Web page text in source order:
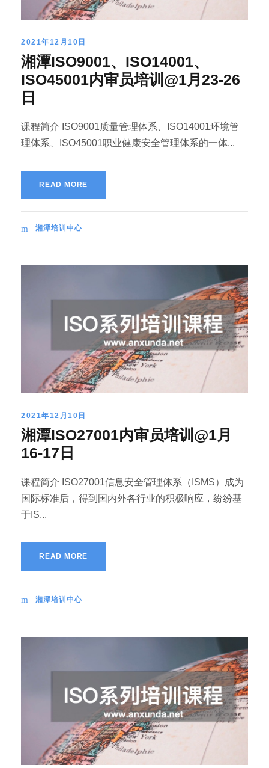
2021年12月10日
湘潭ISO9001、ISO14001、
ISO45001内审员培训@1月23-26
日
课程简介 ISO9001质量管理体系、ISO14001环境管
理体系、ISO45001职业健康安全管理体系的一体...
READ MORE
湘潭培训中心
2021年12月10日
湘潭ISO27001内审员培训@1月
16-17日
课程简介 ISO27001信息安全管理体系（ISMS）成为
国际标准后，得到国内外各行业的积极响应，纷纷基
于IS...
READ MORE
湘潭培训中心